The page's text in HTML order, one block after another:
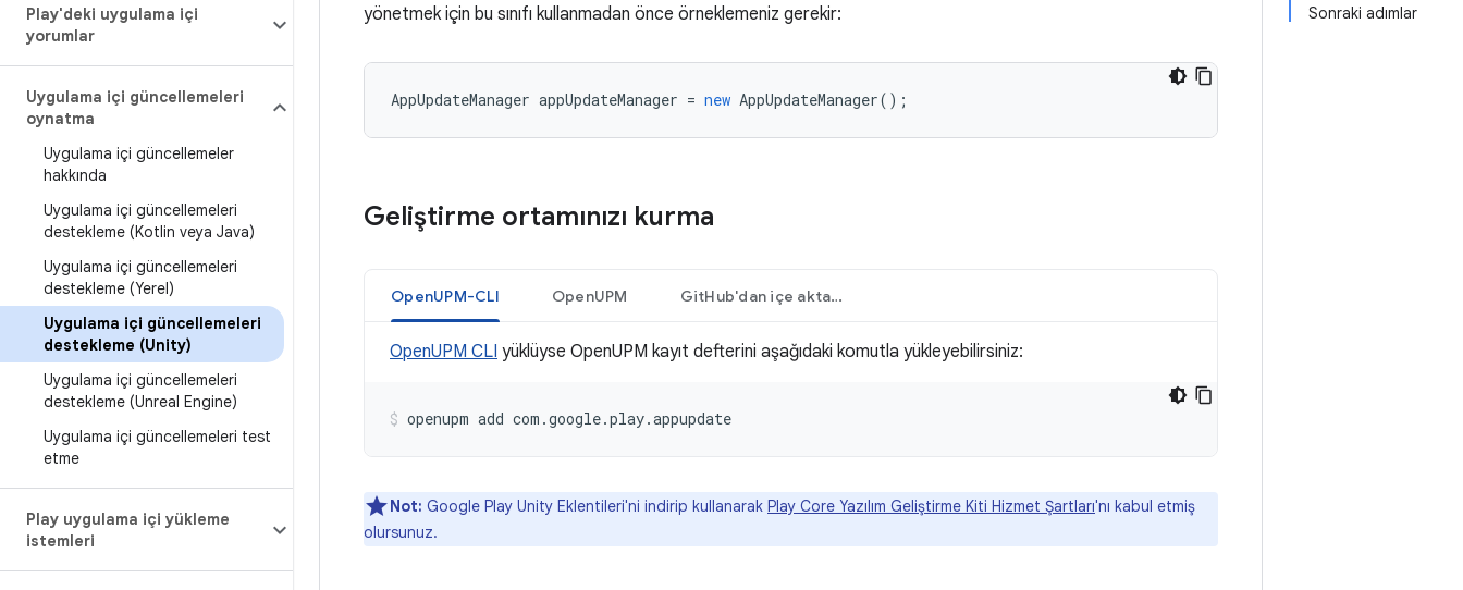
Play'deki uygulama içi
yorumlar
Uygulama içi güncellemeleri
oynatma
Uygulama içi güncellemeler
hakkında
Uygulama içi güncellemeleri
destekleme (Kotlin veya Java)
Uygulama içi güncellemeleri
destekleme (Yerel)
Uygulama içi güncellemeleri
destekleme (Unity)
Uygulama içi güncellemeleri
destekleme (Unreal Engine)
Uygulama içi güncellemeleri test
etme
Play uygulama içi yükleme
istemleri
Sonraki adımlar
yönetmek için bu sınıfı kullanmadan önce örneklemeniz gerekir:
AppUpdateManager appUpdateManager = new AppUpdateManager();
Geliştirme ortamınızı kurma
OpenUPM-CLI OpenUPM GitHub'dan içe aktarma
OpenUPM CLI yüklüyse OpenUPM kayıt defterini aşağıdaki komutla yükleyebilirsiniz:
openupm add com.google.play.appupdate
Not: Google Play Unity Eklentileri'ni indirip kullanarak Play Core Yazılım Geliştirme Kiti Hizmet Şartları'nı kabul etmiş
olursunuz.